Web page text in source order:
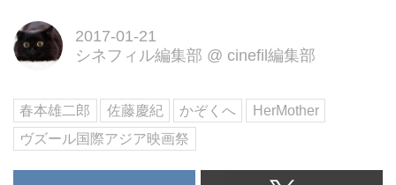
2017-01-21
シネフィル編集部 @ cinefil編集部
春本雄二郎 佐藤慶紀 かぞくへ
HerMother
ヴズール国際アジア映画祭